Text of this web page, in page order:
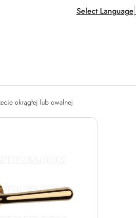
Select Language
okrągłej lub owalnej